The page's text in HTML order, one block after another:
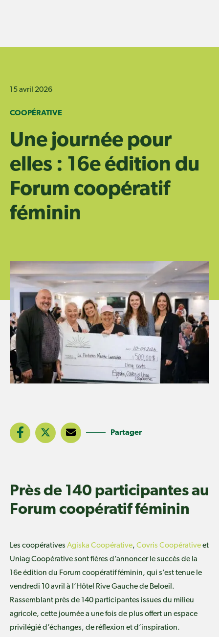
15 avril 2026
COOPÉRATIVE
Une journée pour
elles : 16e édition du
Forum coopératif
féminin
Partager
Près de 140 participantes au
Forum coopératif féminin
Les coopératives Agiska Coopérative, Covris Coopérativeet
Uniag Coopérativesont fières d’annoncer le succès de la
16e édition du Forum coopératif féminin, qui s’est tenue le
vendredi 10 avril à l’Hôtel Rive Gauche de Beloeil.
Rassemblant près de 140 participantes issues du milieu
agricole, cette journée a une fois de plus offert un espace
privilégié d’échanges, de réflexion et d’inspiration.